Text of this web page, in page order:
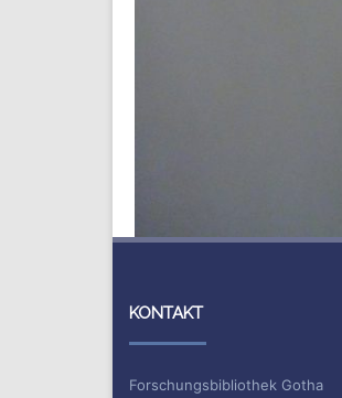
KONTAKT
Forschungsbibliothek Gotha